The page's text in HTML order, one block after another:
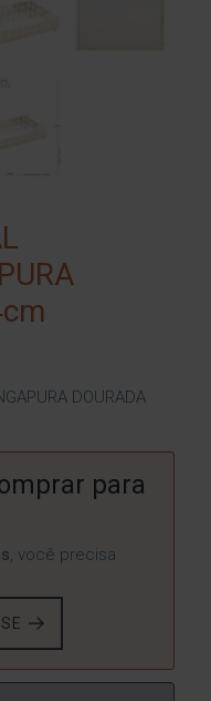
DOURADA
para
, você precisa